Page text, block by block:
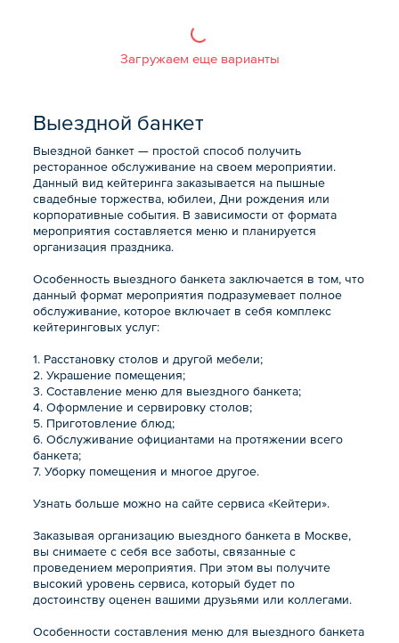
Загружаем еще варианты
Выездной банкет
Выездной банкет — простой способ получить
ресторанное обслуживание на своем мероприятии.
Данный вид кейтеринга заказывается на пышные
свадебные торжества, юбилеи, Дни рождения или
корпоративные события. В зависимости от формата
мероприятия составляется меню и планируется
организация праздника.
Особенность выездного банкета заключается в том, что
данный формат мероприятия подразумевает полное
обслуживание, которое включает в себя комплекс
кейтеринговых услуг:
1. Расстановку столов и другой мебели;
2. Украшение помещения;
3. Составление меню для выездного банкета;
4. Оформление и сервировку столов;
5. Приготовление блюд;
6. Обслуживание официантами на протяжении всего
банкета;
7. Уборку помещения и многое другое.
Узнать больше можно на сайте сервиса «Кейтери».
Заказывая организацию выездного банкета в Москве,
вы снимаете с себя все заботы, связанные с
проведением мероприятия. При этом вы получите
высокий уровень сервиса, который будет по
достоинству оценен вашими друзьями или коллегами.
Особенности составления меню для выездного банкета